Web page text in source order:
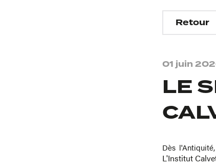
Retour
01 juin
LE
Dès
L'Institut